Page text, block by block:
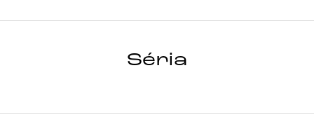
Séria